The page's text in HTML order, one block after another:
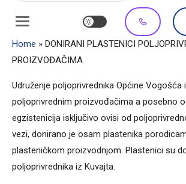
Home » DONIRANI PLASTENICI
PROIZVOĐAČIMA
Udruženje poljoprivrednika Općine Vogošća
poljoprivrednim proizvođačima a posebno
egzistenicija isključivo ovisi od
vezi, donirano je osam plastenika
plasteničkom proizvodnjom. Plastenici su
poljoprivrednika iz Kuvajta.